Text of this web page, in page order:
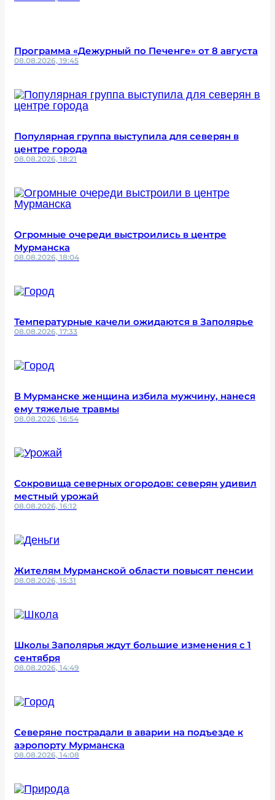
Программа «Дежурный по Печенге» от 8 августа
08.08.2026, 19:45
Популярная группа выступила для северян в
центре города
08.08.2026, 18:21
Огромные очереди выстроились в центре
Мурманска
08.08.2026, 18:04
Температурные качели ожидаются в Заполярье
08.08.2026, 17:33
В Мурманске женщина избила мужчину, нанеся
ему тяжелые травмы
08.08.2026, 16:54
Сокровища северных огородов: северян удивил
местный урожай
08.08.2026, 16:12
Жителям Мурманской области повысят пенсии
08.08.2026, 15:31
Школы Заполярья ждут большие изменения с 1
сентября
08.08.2026, 14:49
Северяне пострадали в аварии на подъезде к
аэропорту Мурманска
08.08.2026, 14:08